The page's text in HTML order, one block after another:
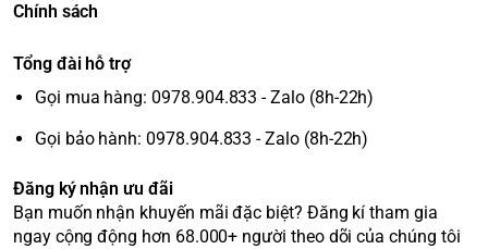
Chính sách
Tổng đài hỗ trợ
Gọi mua hàng: 0978.904.833 - Zalo (8h-22h)
Gọi bảo hành: 0978.904.833 - Zalo (8h-22h)
Đăng ký nhận ưu đãi
Bạn muốn nhận khuyến mãi đặc biệt? Đăng kí tham gia
ngay cộng động hơn 68.000+ người theo dõi của chúng tôi